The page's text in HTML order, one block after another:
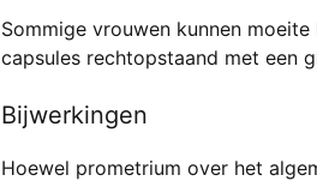
Sommige vrouwen kunnen
capsules rechtopstaand met een
Bijwerkingen
Hoewel prometrium over het